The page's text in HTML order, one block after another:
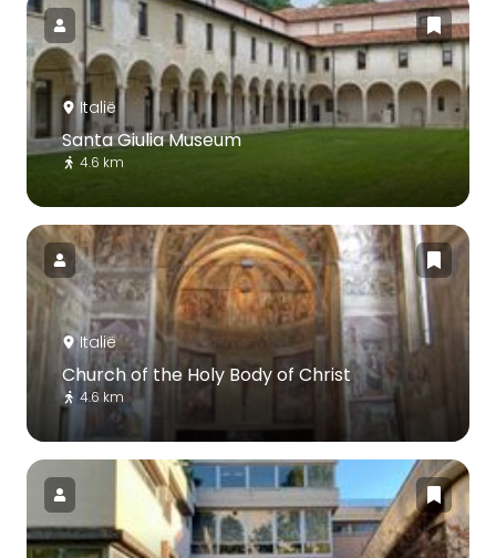
Italië
Santa Giulia Museum
4.6 km
Italië
Church of the Holy Body of Christ
4.6 km